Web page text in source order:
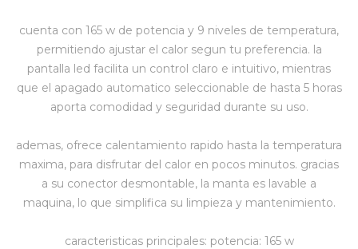
cuenta con 165 w de potencia y 9 niveles de temperatura,
permitiendo ajustar el calor segun tu preferencia. la
pantalla led facilita un control claro e intuitivo, mientras
que el apagado automatico seleccionable de hasta 5 horas
aporta comodidad y seguridad durante su uso.
ademas, ofrece calentamiento rapido hasta la temperatura
maxima, para disfrutar del calor en pocos minutos. gracias
a su conector desmontable, la manta es lavable a
maquina, lo que simplifica su limpieza y mantenimiento.
caracteristicas principales: potencia: 165 w
Ferretería
Vestimenta y calzado